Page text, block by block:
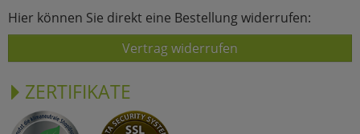
Hier können Sie direkt eine Bestellung widerrufen:
Vertrag widerrufen
ZERTIFIKATE